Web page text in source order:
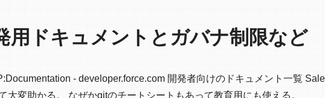
用ドキュメントとガバナ制限など
- developer.force.com 開発者向けのドキュメント一覧
大変助かる。 なぜかgitのチートシートもあって教育用にも使える。